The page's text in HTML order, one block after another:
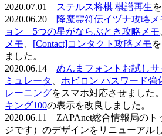
2020.07.01
ステルス将棋 棋譜再生
2020.06.20
降魔霊符伝イヅナ攻略メ
ョン 5つの星がならぶとき攻略メモ
メモ
[Contact]コンタクト攻略メモ
ました。
2020.06.14 めんまフォントお試しサ
ミュレータ
ホビロン パスワード強
レーニングをスマホ対応させました。
キング100の表示を改良しました。
2020.06.11 ZAPAnet総合情報局のト
ジです）のデザインをリニューアル